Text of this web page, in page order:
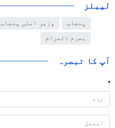
لیبلز
پنجاب وزیر اعلی پنجاب
محرم الحرام
آپ کا تبصرہ